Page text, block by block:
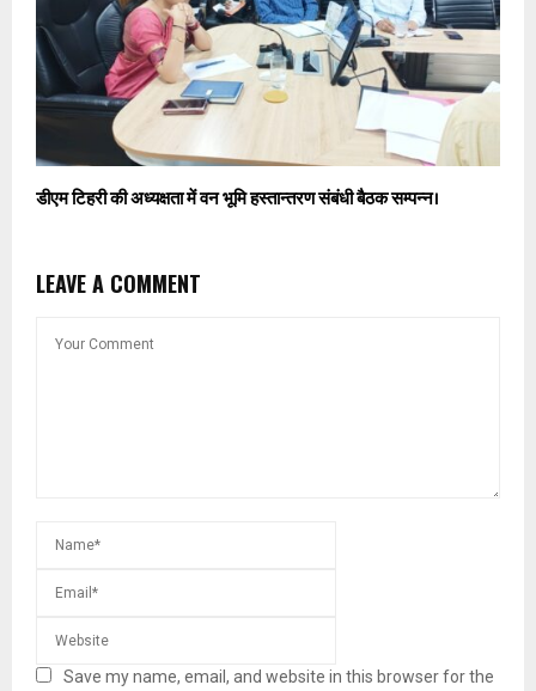
डीएम टिहरी की अध्यक्षता में वन भूमि हस्तान्तरण संबंधी बैठक सम्पन्न।
LEAVE A COMMENT
Save my name, email, and website in this browser for the